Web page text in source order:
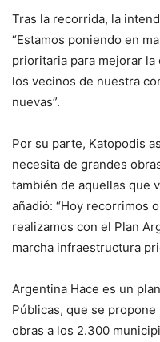
Tras la recorrida, la
“Estamos poniendo en
prioritaria para mejorar la
los vecinos de nuestra
nuevas”.
Por su parte, Katopodis
necesita de grandes
también de aquellas que
añadió: “Hoy recorrimos
realizamos con el Plan
marcha infraestructura
Argentina Hace es un
Públicas, que se
obras a los 2.300